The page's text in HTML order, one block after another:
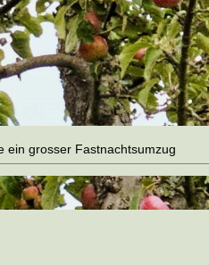
ein grosser Fastnachtsumzug